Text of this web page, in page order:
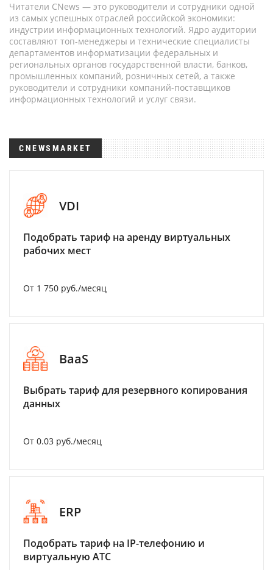
Читатели CNews — это руководители и сотрудники одной
из самых успешных отраслей российской экономики:
индустрии информационных технологий. Ядро аудитории
составляют топ-менеджеры и технические специалисты
департаментов информатизации федеральных и
региональных органов государственной власти, банков,
промышленных компаний, розничных сетей, а также
руководители и сотрудники компаний-поставщиков
информационных технологий и услуг связи.
CNEWSMARKET
VDI
Подобрать тариф на аренду виртуальных
рабочих мест
От 1 750 руб./месяц
BaaS
Выбрать тариф для резервного копирования
данных
От 0.03 руб./месяц
ERP
Подобрать тариф на IP-телефонию и
виртуальную АТС